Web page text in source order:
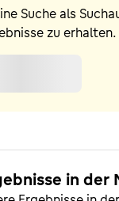
Suche als
zu erhalten.
in der